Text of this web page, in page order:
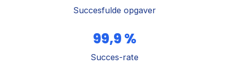
Succesfulde opgaver
99,9 %
Succes-rate